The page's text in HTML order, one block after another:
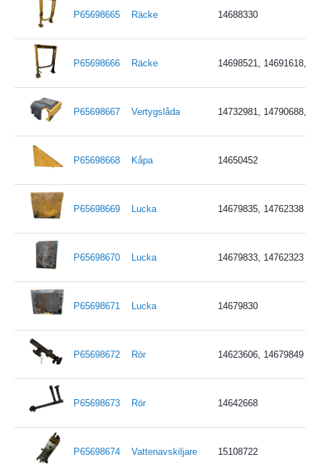
P65698665 Räcke 14688330
P65698666 Räcke 14698521, 14691618,
P65698667 Vertygslåda 14732981, 14790688,
P65698668 Kåpa 14650452
P65698669 Lucka 14679835, 14762338
P65698670 Lucka 14679833, 14762323
P65698671 Lucka 14679830
P65698672 Rör 14623606, 14679849
P65698673 Rör 14642668
P65698674 Vattenavskiljare 15108722